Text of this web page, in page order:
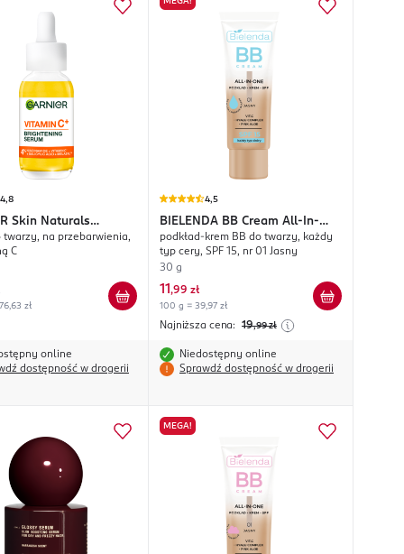
4,8
Skin Naturals
twarzy, na przebarwienia,
C
zł
online
dostępność w drogerii
4,5
BIELENDA BB Cream All-In-
One
podkład-krem BB do twarzy, każdy
typ cery, SPF 15, nr 01 Jasny
30 g
11 ,99 zł
100 g = 39,97 zł
Najniższa cena: 19,99 zł
Niedostępny online
Sprawdź dostępność w drogerii
MEGA!